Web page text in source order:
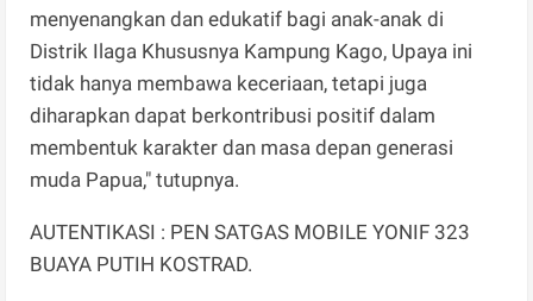
menyenangkan dan edukatif bagi anak-anak di
Distrik Ilaga Khususnya Kampung Kago, Upaya ini
tidak hanya membawa keceriaan, tetapi juga
diharapkan dapat berkontribusi positif dalam
membentuk karakter dan masa depan generasi
muda Papua," tutupnya.
AUTENTIKASI : PEN SATGAS MOBILE YONIF 323
BUAYA PUTIH KOSTRAD.